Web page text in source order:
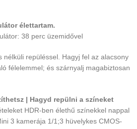
élettartam.
38 perc üzemidővel
nélküli repüléssel. Hagyj fel az alacsony
félelemmel; és szárnyalj magabiztosan
| Hagyd repülni a színeket
HDR-ben élethű színekkel nappal
3 kamerája 1/1;3 hüvelykes CMOS-